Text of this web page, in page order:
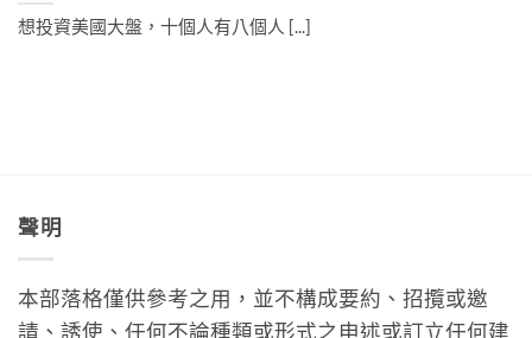
想投資美國大盤，十個人有八個人 [...]
聲明
本部落格僅供參考之用，並不構成要約、招攬或邀
請、誘使、任何不論種類或形式之申述或訂立任何建